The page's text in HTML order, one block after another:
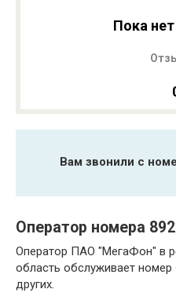
Пока
Вам звонили с
Оператор номера
Оператор ПАО "МегаФон" в
область обслуживает
других.